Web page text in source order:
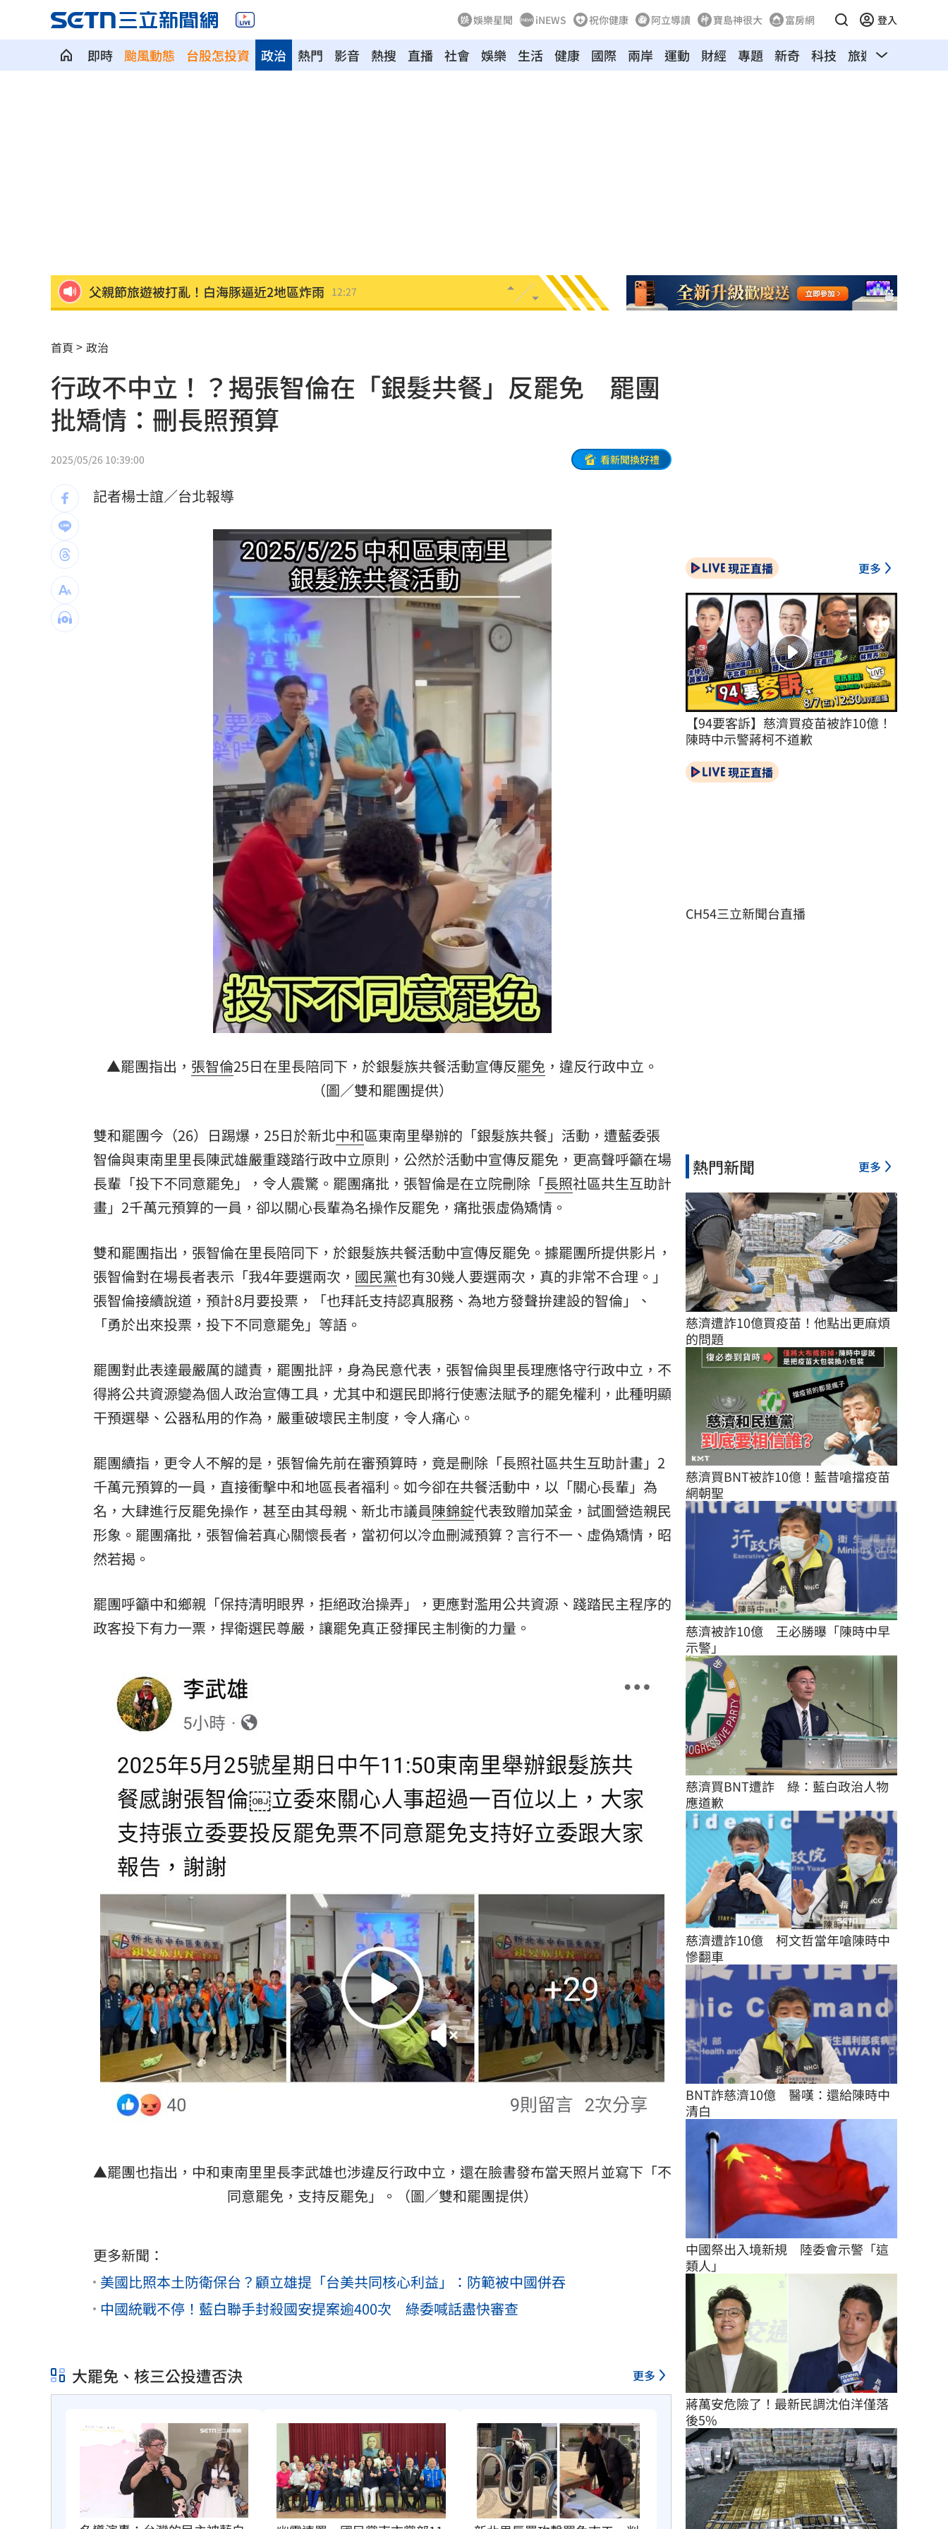
娛樂星聞 iNEWS 祝你健康 阿立導讀 寶島神很大 富房網 登入
即時 颱風動態 台股怎投資 熱門 影音 熱搜 直播
政治 社會 娛樂 生活 健康 國際 兩岸 運動 財經 專題 新奇 科技 旅遊 汽車
肥大叔猝逝曾自嘲更生人！創年收破億品牌 12:26
通緝犯拒檢狂飆街頭！撞斷平交道柵欄逃亡
誰在回覆「幹嘛」？故宮南院小編身分曝光 12:23
中國攻台非解放軍？外媒點名2破口！
昔遭抹黑謀財害命終平反 陳時中感性發聲
姜厚任女友自曝3碩1博 網搜本名查無此人
毒油案延燒政院點名中市府 蔣萬安竟反問 12:17
肥大叔46歲驟逝！2年前曾逃過車禍死劫 12:16
酒測爆表！職軍「接近死亡狀態」照開上路
職場爸爸「5.5年沒加薪」！父親節調查曝
泰校園爆槍擊！釀2死20傷 學生槍手身亡 12:11
蘋果砍價失敗！長鑫存儲靠2底氣拒降價 12:10
20:31
三立iNEWS新聞台線上直播 18:00
商場戰國來臨 台中「頂奢大道」逐漸成形 12:00
「拍片人的多重宇宙」職涯論壇9/12登場！ 10:30
8國球員齊聚高雄 Formosa 7s掀足球熱潮 10:00
理想混蛋號召粉絲跨海追星吃美食！
首頁 政治
行政不中立！？揭張智倫在「銀髮共餐」反罷免 罷團
批矯情：刪長照預算
2025/05/26 10:39:00 看新聞換好禮
記者楊士誼／台北報導
▲罷團指出， 張智倫25日在里長陪同下，於銀髮族共餐活動宣傳反罷免 ，違反行政中立。
（圖／雙和罷團提供）
雙和罷團今（26）日踢爆，25日於新北中和區東南里舉辦的「銀髮族共餐」活動，遭藍委張
智倫與東南里里長陳武雄嚴重踐踏行政中立原則，公然於活動中宣傳反罷免，更高聲呼籲在場
長輩「投下不同意罷免」，令人震驚。罷團痛批，張智倫是在立院刪除「長照社區共生互助計
畫」2千萬元預算的一員，卻以關心長輩為名操作反罷免，痛批張虛偽矯情。
雙和罷團指出，張智倫在里長陪同下，於銀髮族共餐活動中宣傳反罷免。據罷團所提供影片，
張智倫對在場長者表示「我4年要選兩次， 國民黨也有30幾人要選兩次，真的非常不合理。」
張智倫接續說道，預計8月要投票，「也拜託支持認真服務、為地方發聲拚建設的智倫」、
「勇於出來投票，投下不同意罷免」等語。
罷團對此表達最嚴厲的譴責，罷團批評，身為民意代表，張智倫與里長理應恪守行政中立，不
得將公共資源變為個人政治宣傳工具，尤其中和選民即將行使憲法賦予的罷免權利，此種明顯
干預選舉、公器私用的作為，嚴重破壞民主制度，令人痛心。
罷團續指，更令人不解的是，張智倫先前在審預算時，竟是刪除「長照社區共生互助計畫」2
千萬元預算的一員，直接衝擊中和地區長者福利。如今卻在共餐活動中，以「關心長輩」為
名，大肆進行反罷免操作，甚至由其母親、新北市議員陳錦錠代表致贈加菜金，試圖營造親民
形象。罷團痛批，張智倫若真心關懷長者，當初何以冷血刪減預算？言行不一、虛偽矯情，昭
然若揭。
罷團呼籲中和鄉親「保持清明眼界，拒絕政治操弄」，更應對濫用公共資源、踐踏民主程序的
政客投下有力一票，捍衛選民尊嚴，讓罷免真正發揮民主制衡的力量。
▲罷團也指出，中和東南里里長李武雄也涉違反行政中立，還在臉書發布當天照片並寫下「不
同意罷免，支持反罷免」。（圖／雙和罷團提供）
更多新聞：
美國比照本土防衛保台？顧立雄提「台美共同核心利益」：防範被中國併吞
中國統戰不停！藍白聯手封殺國安提案逾400次 綠委喊話盡快審查
大罷免、核三公投遭否決 更多
現正直播 更多
【94要客訴】慈濟買疫苗被詐10億！
陳時中示警蔣柯不道歉
現正直播
CH54三立新聞台直播
熱門新聞 更多
慈濟遭詐10億買疫苗！他點出更麻煩
的問題
慈濟買BNT被詐10億！藍昔嗆擋疫苗
網朝聖
慈濟被詐10億　王必勝曝「陳時中早
示警」
慈濟買BNT遭詐　綠：藍白政治人物
應道歉
慈濟遭詐10億　柯文哲當年嗆陳時中
慘翻車
BNT詐慈濟10億　醫嘆：還給陳時中
清白
中國祭出入境新規　陸委會示警「這
類人」
蔣萬安危險了！最新民調沈伯洋僅落
後5%